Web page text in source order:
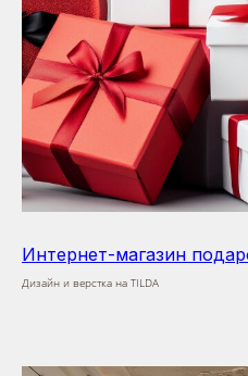
Интернет-магазин
Дизайн и верстка на TILDA